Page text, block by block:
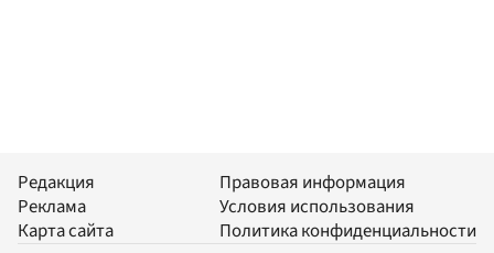
Редакция
Реклама
Карта сайта
Правовая информация
Условия использования
Политика конфиденциальности